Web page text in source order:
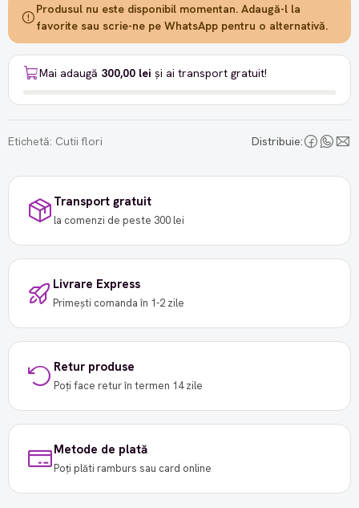
Produsul nu este disponibil momentan. Adaugă-l la
favorite sau scrie-ne pe WhatsApp pentru o alternativă.
Mai adaugă 300,00 lei și ai transport gratuit!
Etichetă: Cutii flori Distribuie:
Transport gratuit
la comenzi de peste 300 lei
Livrare Express
Primești comanda în 1-2 zile
Retur produse
Poți face retur în termen 14 zile
Metode de plată
Poți plăti ramburs sau card online